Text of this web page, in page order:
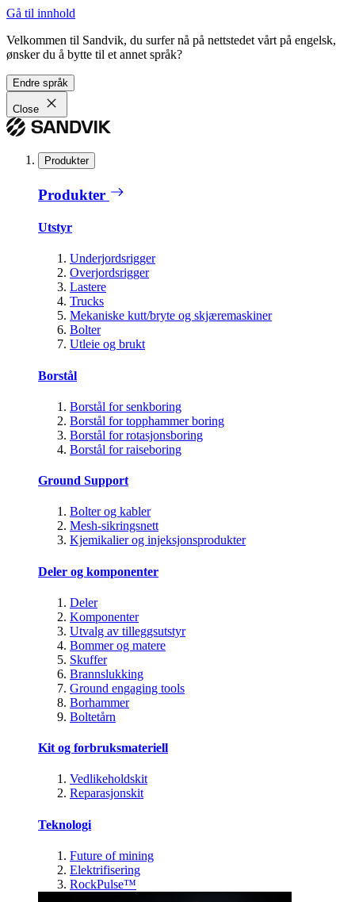
Gå til innhold
Velkommen til Sandvik, du surfer nå på nettstedet vårt på engelsk,
ønsker du å bytte til et annet språk?
Endre språk
Close
Produkter
Produkter
Utstyr
Underjordsrigger
Overjordsrigger
Lastere
Trucks
Mekaniske kutt/bryte og skjæremaskiner
Bolter
Utleie og brukt
Borstål
Borstål for senkboring
Borstål for topphammer boring
Borstål for rotasjonsboring
Borstål for raiseboring
Ground Support
Bolter og kabler
Mesh-sikringsnett
Kjemikalier og injeksjonsprodukter
Deler og komponenter
Deler
Komponenter
Utvalg av tilleggsutstyr
Bommer og matere
Skuffer
Brannslukking
Ground engaging tools
Borhammer
Boltetårn
Kit og forbruksmateriell
Vedlikeholdskit
Reparasjonskit
Teknologi
Future of mining
Elektrifisering
RockPulse™